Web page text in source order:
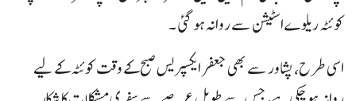
کوئٹہ ریلوے اسٹیشن سے روانہ ہو گئی ۔
اسی طرح، پشاور سے بھی جعفر ایکسپریس صبح کے وقت کوئٹہ کے لیے